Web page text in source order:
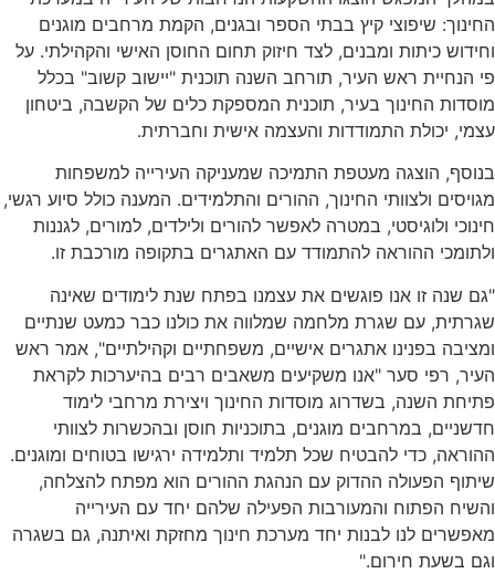
החינוך: שיפוצי קיץ בבתי הספר ובגנים, הקמת מרחבים מוגנים
וחידוש כיתות ומבנים, לצד חיזוק תחום החוסן האישי והקהילתי. על
פי הנחיית ראש העיר, תורחב השנה תוכנית "יישוב קשוב" בכלל
מוסדות החינוך בעיר, תוכנית המספקת כלים של הקשבה, ביטחון
עצמי, יכולת התמודדות והעצמה אישית וחברתית.
בנוסף, הוצגה מעטפת התמיכה שמעניקה העירייה למשפחות
מגויסים ולצוותי החינוך, ההורים והתלמידים. המענה כולל סיוע רגשי,
חינוכי ולוגיסטי, במטרה לאפשר להורים ולילדים, למורים, לגננות
ולתומכי ההוראה להתמודד עם האתגרים בתקופה מורכבת זו.
"גם שנה זו אנו פוגשים את עצמנו בפתח שנת לימודים שאינה
שגרתית, עם שגרת מלחמה שמלווה את כולנו כבר כמעט שנתיים
ומציבה בפנינו אתגרים אישיים, משפחתיים וקהילתיים", אמר ראש
העיר, רפי סער "אנו משקיעים משאבים רבים בהיערכות לקראת
פתיחת השנה, בשדרוג מוסדות החינוך ויצירת מרחבי לימוד
חדשניים, במרחבים מוגנים, בתוכניות חוסן ובהכשרות לצוותי
ההוראה, כדי להבטיח שכל תלמיד ותלמידה ירגישו בטוחים ומוגנים.
שיתוף הפעולה ההדוק עם הנהגת ההורים הוא מפתח להצלחה,
והשיח הפתוח והמעורבות הפעילה שלהם יחד עם העירייה
מאפשרים לנו לבנות יחד מערכת חינוך מחזקת ואיתנה, גם בשגרה
וגם בשעת חירום."